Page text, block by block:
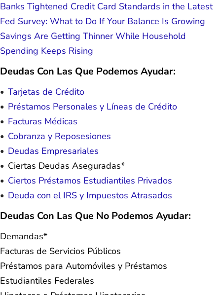
Banks Tightened Credit Card Standards in the Latest
Fed Survey: What to Do If Your Balance Is Growing
Savings Are Getting Thinner While Household
Spending Keeps Rising
Deudas Con Las Que Podemos Ayudar:
Tarjetas de Crédito
Préstamos Personales y Líneas de Crédito
Facturas Médicas
Cobranza y Reposesiones
Deudas Empresariales
Ciertas Deudas Aseguradas*
Ciertos Préstamos Estudiantiles Privados
Deuda con el IRS y Impuestos Atrasados
Deudas Con Las Que No Podemos Ayudar:
Demandas*
Facturas de Servicios Públicos
Préstamos para Automóviles y Préstamos
Estudiantiles Federales